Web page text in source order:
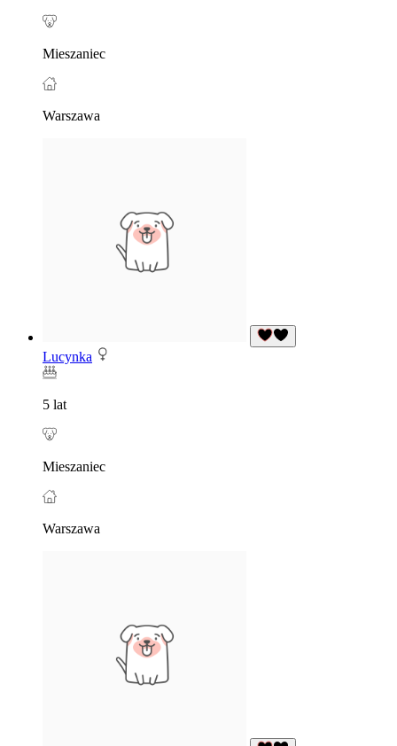
Mieszaniec
Warszawa
Lucynka
5 lat
Mieszaniec
Warszawa